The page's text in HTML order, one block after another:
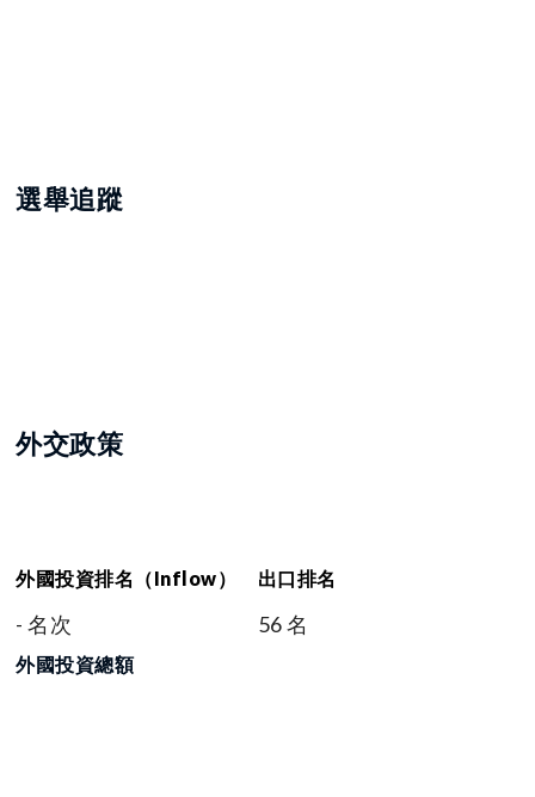
選舉追蹤
外交政策
外國投資排名（Inflow）
- 名次
出口排名
56 名
外國投資總額